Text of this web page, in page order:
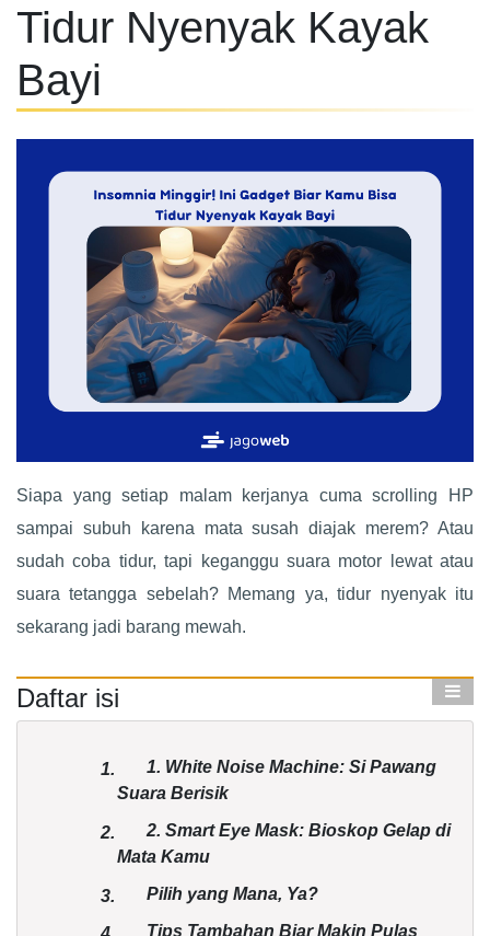
Tidur Nyenyak Kayak
Bayi
Siapa yang setiap malam kerjanya cuma scrolling HP
sampai subuh karena mata susah diajak merem? Atau
sudah coba tidur, tapi keganggu suara motor lewat atau
suara tetangga sebelah? Memang ya, tidur nyenyak itu
sekarang jadi barang mewah.
Daftar isi
1.
1. White Noise Machine: Si Pawang
Suara Berisik
2.
2. Smart Eye Mask: Bioskop Gelap di
Mata Kamu
3. Pilih yang Mana, Ya?
Tips Tambahan Biar Makin Pulas